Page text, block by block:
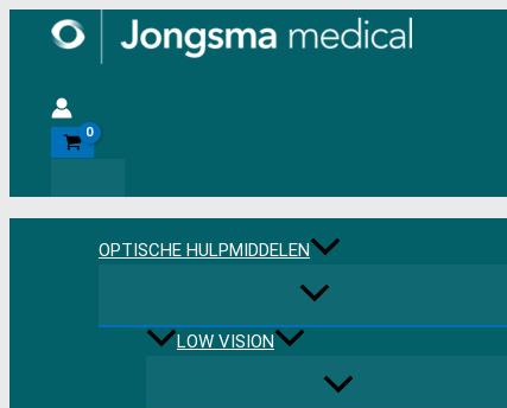
inhoud
OPTISCHE HULPMIDDELEN
LOW VISION